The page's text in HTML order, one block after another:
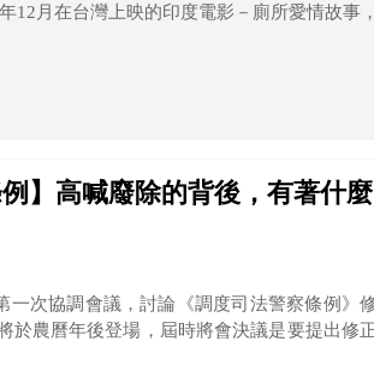
12月在台灣上映的印度電影－廁所愛情故事，
】高喊廢除的背後，有著什麼
一次協調會議，討論《調度司法警察條例》
於農曆年後登場，屆時將會決議是要提出修